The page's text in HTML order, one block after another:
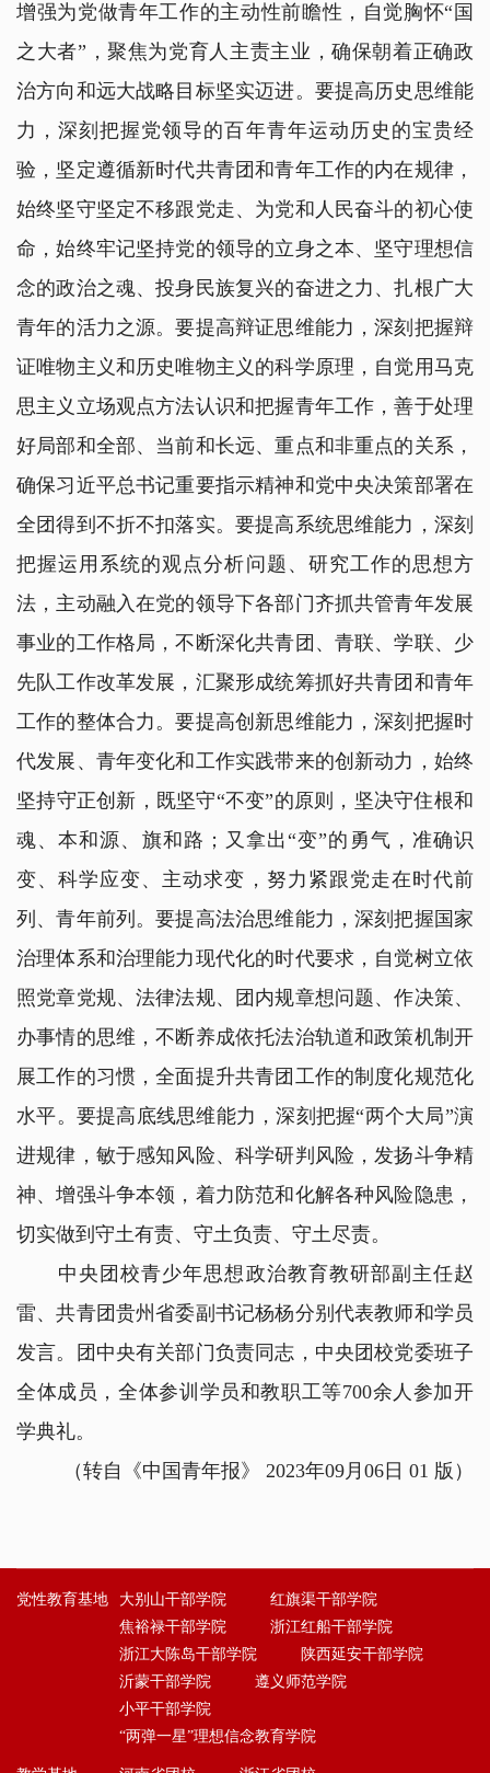
增强为党做青年工作的主动性前瞻性，自觉胸怀“国
之大者”，聚焦为党育人主责主业，确保朝着正确政
治方向和远大战略目标坚实迈进。要提高历史思维能
力，深刻把握党领导的百年青年运动历史的宝贵经
验，坚定遵循新时代共青团和青年工作的内在规律，
始终坚守坚定不移跟党走、为党和人民奋斗的初心使
命，始终牢记坚持党的领导的立身之本、坚守理想信
念的政治之魂、投身民族复兴的奋进之力、扎根广大
青年的活力之源。要提高辩证思维能力，深刻把握辩
证唯物主义和历史唯物主义的科学原理，自觉用马克
思主义立场观点方法认识和把握青年工作，善于处理
好局部和全部、当前和长远、重点和非重点的关系，
确保习近平总书记重要指示精神和党中央决策部署在
全团得到不折不扣落实。要提高系统思维能力，深刻
把握运用系统的观点分析问题、研究工作的思想方
法，主动融入在党的领导下各部门齐抓共管青年发展
事业的工作格局，不断深化共青团、青联、学联、少
先队工作改革发展，汇聚形成统筹抓好共青团和青年
工作的整体合力。要提高创新思维能力，深刻把握时
代发展、青年变化和工作实践带来的创新动力，始终
坚持守正创新，既坚守“不变”的原则，坚决守住根和
魂、本和源、旗和路；又拿出“变”的勇气，准确识
变、科学应变、主动求变，努力紧跟党走在时代前
列、青年前列。要提高法治思维能力，深刻把握国家
治理体系和治理能力现代化的时代要求，自觉树立依
照党章党规、法律法规、团内规章想问题、作决策、
办事情的思维，不断养成依托法治轨道和政策机制开
展工作的习惯，全面提升共青团工作的制度化规范化
水平。要提高底线思维能力，深刻把握“两个大局”演
进规律，敏于感知风险、科学研判风险，发扬斗争精
神、增强斗争本领，着力防范和化解各种风险隐患，
切实做到守土有责、守土负责、守土尽责。
中央团校青少年思想政治教育教研部副主任赵
雷、共青团贵州省委副书记杨杨分别代表教师和学员
发言。团中央有关部门负责同志，中央团校党委班子
全体成员，全体参训学员和教职工等700余人参加开
学典礼。
（转自《中国青年报》 2023年09月06日 01 版）
党性教育基地 大别山干部学院
红旗渠干部学院
焦裕禄干部学院
浙江红船干部学院
浙江大陈岛干部学院
陕西延安干部学院
沂蒙干部学院
遵义师范学院
小平干部学院
“两弹一星”理想信念教育学院